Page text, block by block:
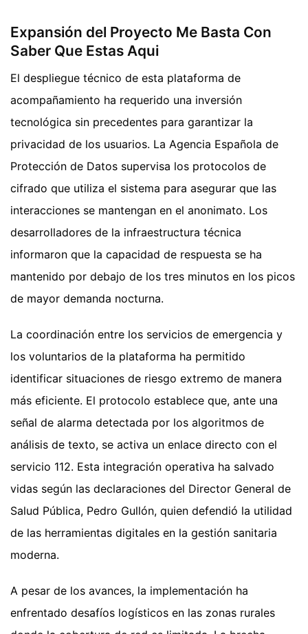
Expansión del Proyecto Me Basta Con
Saber Que Estas Aqui
El despliegue técnico de esta plataforma de
acompañamiento ha requerido una inversión
tecnológica sin precedentes para garantizar la
privacidad de los usuarios. La Agencia Española de
Protección de Datos supervisa los protocolos de
cifrado que utiliza el sistema para asegurar que las
interacciones se mantengan en el anonimato. Los
desarrolladores de la infraestructura técnica
informaron que la capacidad de respuesta se ha
mantenido por debajo de los tres minutos en los picos
de mayor demanda nocturna.
La coordinación entre los servicios de emergencia y
los voluntarios de la plataforma ha permitido
identificar situaciones de riesgo extremo de manera
más eficiente. El protocolo establece que, ante una
señal de alarma detectada por los algoritmos de
análisis de texto, se activa un enlace directo con el
servicio 112. Esta integración operativa ha salvado
vidas según las declaraciones del Director General de
Salud Pública, Pedro Gullón, quien defendió la utilidad
de las herramientas digitales en la gestión sanitaria
moderna.
A pesar de los avances, la implementación ha
enfrentado desafíos logísticos en las zonas rurales